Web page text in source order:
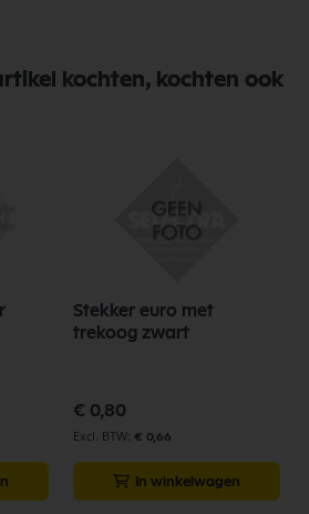
kochten, kochten ook
Stekker euro met
trekoog zwart
€ 0,80
€ 0,66
In winkelwagen